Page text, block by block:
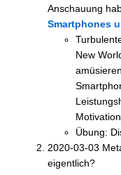
Anschauung
Smartphones
New
Übung:
2020-03-03
eigentlich?